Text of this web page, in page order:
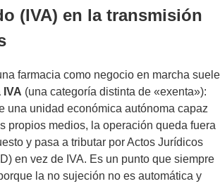
(IVA) en la transmisión
farmacia como negocio en marcha suele
IVA (una categoría distinta de «exenta»):
una unidad económica autónoma capaz
propios medios, la operación queda fuera
y pasa a tributar por Actos Jurídicos
en vez de IVA. Es un punto que siempre
la no sujeción no es automática y